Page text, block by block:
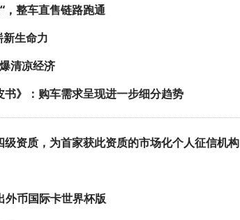
，整车直售链路跑通
生命力
清凉经济
》：购车需求呈现进一步细分趋势
资质，为首家获此资质的市场化个人征信机构
外币国际卡世界杯版